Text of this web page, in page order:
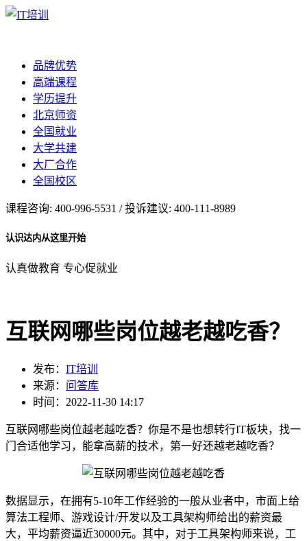
品牌优势
高端课程
学历提升
北京师资
全国就业
大学共建
大厂合作
全国校区
课程咨询: 400-996-5531 / 投诉建议: 400-111-8989
认识达内从这里开始
认真做教育 专心促就业
互联网哪些岗位越老越吃香？
发布： IT培训
来源： 问答库
时间：2022-11-30 14:17
互联网哪些岗位越老越吃香？你是不是也想转行IT板块，找一
门合适他学习，能拿高薪的技术，第一好还越老越吃香？
数据显示，在拥有5-10年工作经验的一般从业者中，市面上给
算法工程师、游戏设计/开发以及工具架构师给出的薪资最
大，平均薪资逼近30000元。其中，对于工具架构师来说，工